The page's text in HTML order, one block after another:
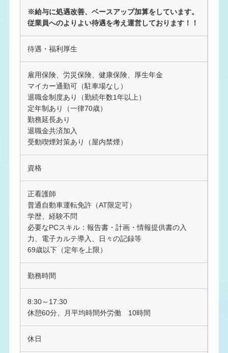
※給与に処遇改善、ベースアップ加算をしています。
従業員へのよりよい待遇を考え運営しております！！
待遇・福利厚生
雇用保険、労災保険、健康保険、厚生年金
マイカー通勤可（駐車場なし）
退職金制度あり（勤続年数1年以上）
定年制あり（一律70歳）
勤務延長あり
退職金共済加入
受動喫煙対策あり（屋内禁煙）
資格
正看護師
普通自動車運転免許（AT限定可）
学歴、経験不問
必要なPCスキル：報告書・計画・情報提供書の入
力、電子カルテ導入、日々の記録等
69歳以下（定年を上限）
勤務時間
8:30～17:30
休憩60分、月平均時間外労働 10時間
休日